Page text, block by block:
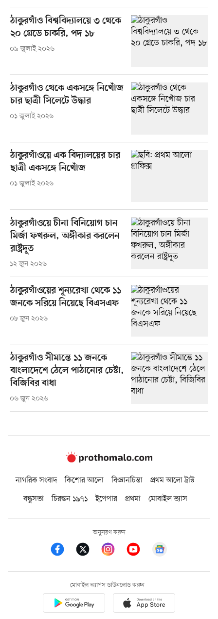
ঠাকুরগাঁও বিশ্ববিদ্যালয়ে ৩ থেকে
২০ গ্রেডে চাকরি, পদ ১৮
০৯ জুলাই ২০২৬
ঠাকুরগাঁও থেকে একসঙ্গে নিখোঁজ
চার ছাত্রী সিলেটে উদ্ধার
০১ জুলাই ২০২৬
ঠাকুরগাঁওয়ে এক বিদ্যালয়ের চার
ছাত্রী একসঙ্গে নিখোঁজ
০১ জুলাই ২০২৬
ঠাকুরগাঁওয়ে চীনা বিনিয়োগ চান
মির্জা ফখরুল, অঙ্গীকার করলেন
রাষ্ট্রদূত
১২ জুন ২০২৬
ঠাকুরগাঁওয়ের শূন্যরেখা থেকে ১১
জনকে সরিয়ে নিয়েছে বিএসএফ
০৮ জুন ২০২৬
ঠাকুরগাঁও সীমান্তে ১১ জনকে
বাংলাদেশে ঠেলে পাঠানোর চেষ্টা,
বিজিবির বাধা
০৬ জুন ২০২৬
নাগরিক সংবাদ কিশোর আলো বিজ্ঞানচিন্তা
প্রথম আলো ট্রাস্ট
বন্ধুসভা
চিরন্তন ১৯৭১ ইপেপার প্রথমা মোবাইল ভ্যাস
অনুসরণ করুন
মোবাইল অ্যাপস ডাউনলোড করুন